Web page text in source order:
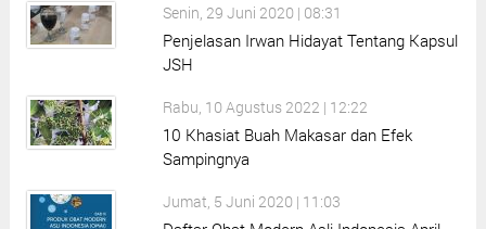
Senin, 29 Juni 2020 | 08:31
Penjelasan Irwan Hidayat Tentang Kapsul
JSH
Rabu, 10 Agustus 2022 | 12:22
10 Khasiat Buah Makasar dan Efek
Sampingnya
Jumat, 5 Juni 2020 | 11:03